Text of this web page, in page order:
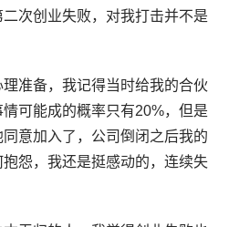
次创业失败，对我打击并不是
准备，我记得当时给我的合伙
可能成的概率只有20%，但是
意加入了，公司倒闭之后我的
怨，我还是挺感动的，连续失